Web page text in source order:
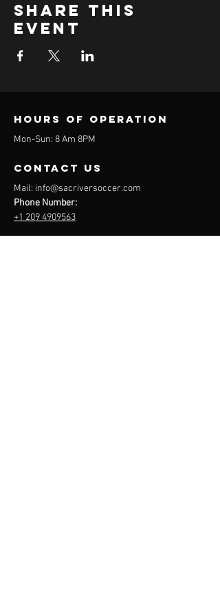
Share this
event
Hours of operation
Mon-Sun: 8 Am 8PM
contact us
Mail: info@sacriversoccer.com
Phone Number:
+1 209 4909563